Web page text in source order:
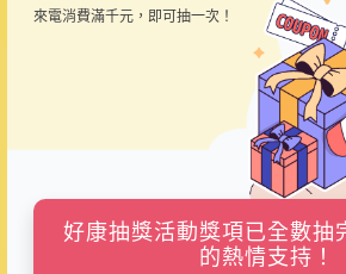
來電消費滿千元，即可抽一次！
好康抽獎活動獎項已全數抽
的熱情支持！